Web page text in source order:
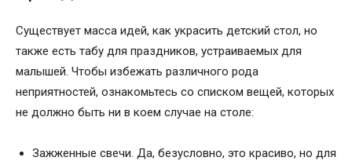
Существует масса идей, как украсить детский стол, но
также есть табу для праздников, устраиваемых для
малышей. Чтобы избежать различного рода
неприятностей, ознакомьтесь со списком вещей, которых
не должно быть ни в коем случае на столе:
Зажженные свечи. Да, безусловно, это красиво, но для